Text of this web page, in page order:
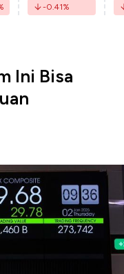
-0.41%
Ini Bisa